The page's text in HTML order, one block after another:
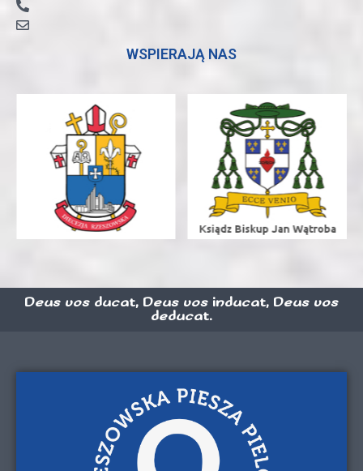
WSPIERAJĄ NAS
Deus vos ducat, Deus vos inducat, Deus vos
deducat.